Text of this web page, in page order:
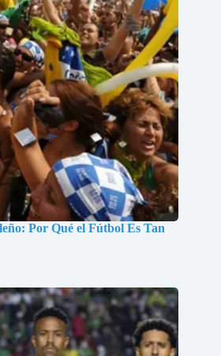
Por Qué el Fútbol Es Tan